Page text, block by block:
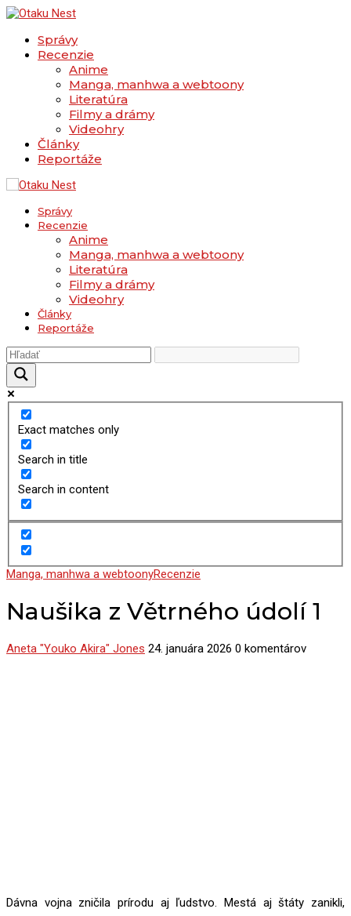
Správy
Recenzie
Anime
Manga, manhwa a webtoony
Literatúra
Filmy a drámy
Videohry
Články
Reportáže
Správy
Recenzie
Anime
Manga, manhwa a webtoony
Literatúra
Filmy a drámy
Videohry
Články
Reportáže
Exact matches only
Search in title
Search in content
Manga, manhwa a webtoonyRecenzie
Naušika z Větrného údolí 1
Aneta "Youko Akira" Jones 24. januára 2026 0 komentárov
Dávna vojna zničila prírodu aj ľudstvo. Mestá aj štáty zanikli,